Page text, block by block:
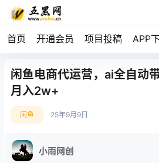
首页 开通会员 项目投稿 APP
闲鱼电商代运营，ai全自动
月入2w+
闲鱼 25年9月9日
小雨网创